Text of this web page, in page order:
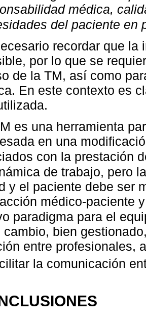
médica,
del paciente en
recordar que la
por lo que se
de la TM, así como
En este contexto es
es una herramienta
en una
con la prestación
de trabajo, pero
y el paciente debe ser
médico-paciente
paradigma para el
cambio, bien
entre profesionales,
la comunicación